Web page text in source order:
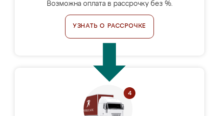
Возможна оплата в рассрочку без %.
УЗНАТЬ О РАССРОЧКЕ